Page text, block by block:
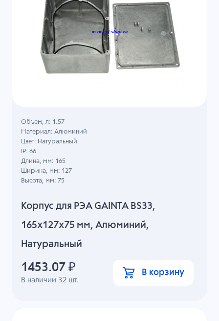
Корпус для РЭА GAINTA BS33,
165x127x75 мм, Алюминий,
Натуральный
В наличии 32 шт.
Объем, л: 1.57
Материал: Алюминий
Цвет: Натуральный
IP: 66
Длина, мм: 165
Ширина, мм: 127
Высота, мм: 75
1453.07 ₽ В корзину